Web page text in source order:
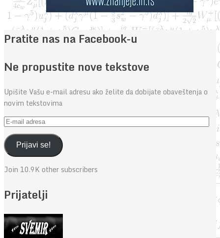
Pratite nas na Facebook-u
Ne propustite nove tekstove
Upišite Vašu e-mail adresu ako želite da dobijate obaveštenja o
novim tekstovima
E-
mail
adresaPrijavi se!
Join 10.9K other subscribers
Prijatelji